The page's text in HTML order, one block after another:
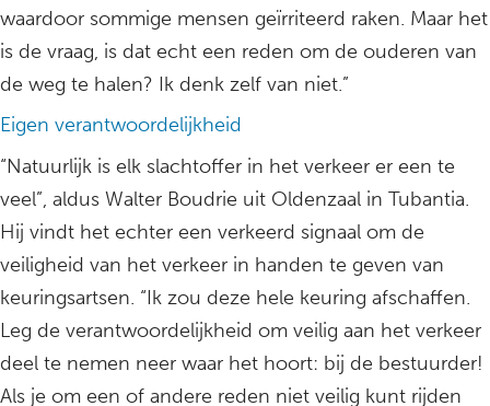
waardoor sommige mensen geïrriteerd raken. Maar het
is de vraag, is dat echt een reden om de ouderen van
de weg te halen? Ik denk zelf van niet.”
Eigen verantwoordelijkheid
“Natuurlijk is elk slachtoffer in het verkeer er een te
veel”, aldus Walter Boudrie uit Oldenzaal in Tubantia.
Hij vindt het echter een verkeerd signaal om de
veiligheid van het verkeer in handen te geven van
keuringsartsen. “Ik zou deze hele keuring afschaffen.
Leg de verantwoordelijkheid om veilig aan het verkeer
deel te nemen neer waar het hoort: bij de bestuurder!
Als je om een of andere reden niet veilig kunt rijden